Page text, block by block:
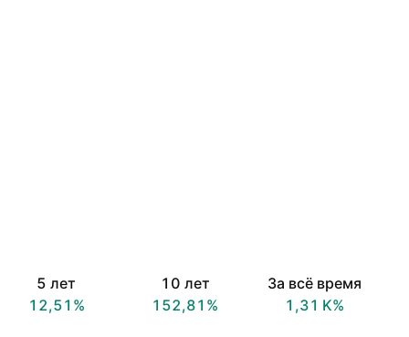
5 лет
12,51%
10 лет
152,81%
За всё время
‪1,31 K‬%